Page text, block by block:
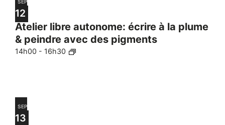
SEP
12
Atelier libre autonome: écrire à la plume
& peindre avec des pigments
14h00 - 16h30
SEP
13